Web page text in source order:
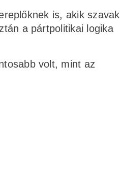
is, akik szavak
a pártpolitikai logika
volt, mint az